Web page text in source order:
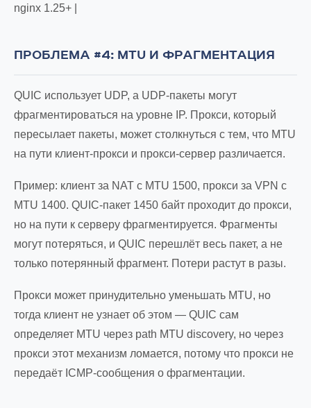
nginx 1.25+ |
ПРОБЛЕМА #4: MTU И ФРАГМЕНТАЦИЯ
QUIC использует UDP, а UDP-пакеты могут
фрагментироваться на уровне IP. Прокси, который
пересылает пакеты, может столкнуться с тем, что MTU
на пути клиент-прокси и прокси-сервер различается.
Пример: клиент за NAT с MTU 1500, прокси за VPN с
MTU 1400. QUIC-пакет 1450 байт проходит до прокси,
но на пути к серверу фрагментируется. Фрагменты
могут потеряться, и QUIC перешлёт весь пакет, а не
только потерянный фрагмент. Потери растут в разы.
Прокси может принудительно уменьшать MTU, но
тогда клиент не узнает об этом — QUIC сам
определяет MTU через path MTU discovery, но через
прокси этот механизм ломается, потому что прокси не
передаёт ICMP-сообщения о фрагментации.